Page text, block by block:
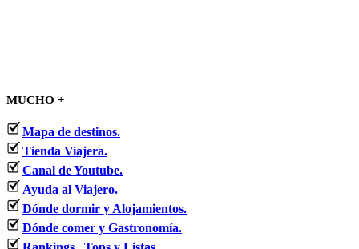
MUCHO +
Mapa de destinos.
Tienda Viajera.
Canal de Youtube.
Ayuda al Viajero.
Dónde dormir y Alojamientos.
Dónde comer y Gastronomía.